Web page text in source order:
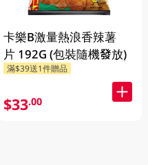
卡樂B激量熱浪香辣薯
片 192G (包裝隨機發放)
滿$39送1件贈品
$33.00